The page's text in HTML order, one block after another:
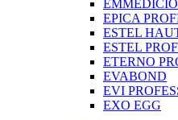
EPICA
ESTEL
ESTEL
ETERNO
EVABOND
EVI
EXO EGG